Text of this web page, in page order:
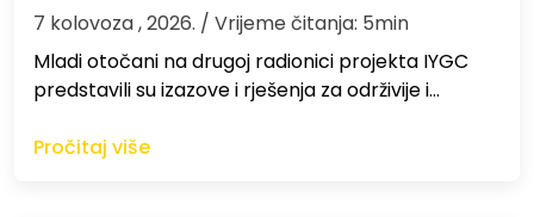
7 kolovoza , 2026. / Vrijeme čitanja: 5min
Mladi otočani na drugoj radionici projekta IYGC
predstavili su izazove i rješenja za održivije i…
Pročitaj više